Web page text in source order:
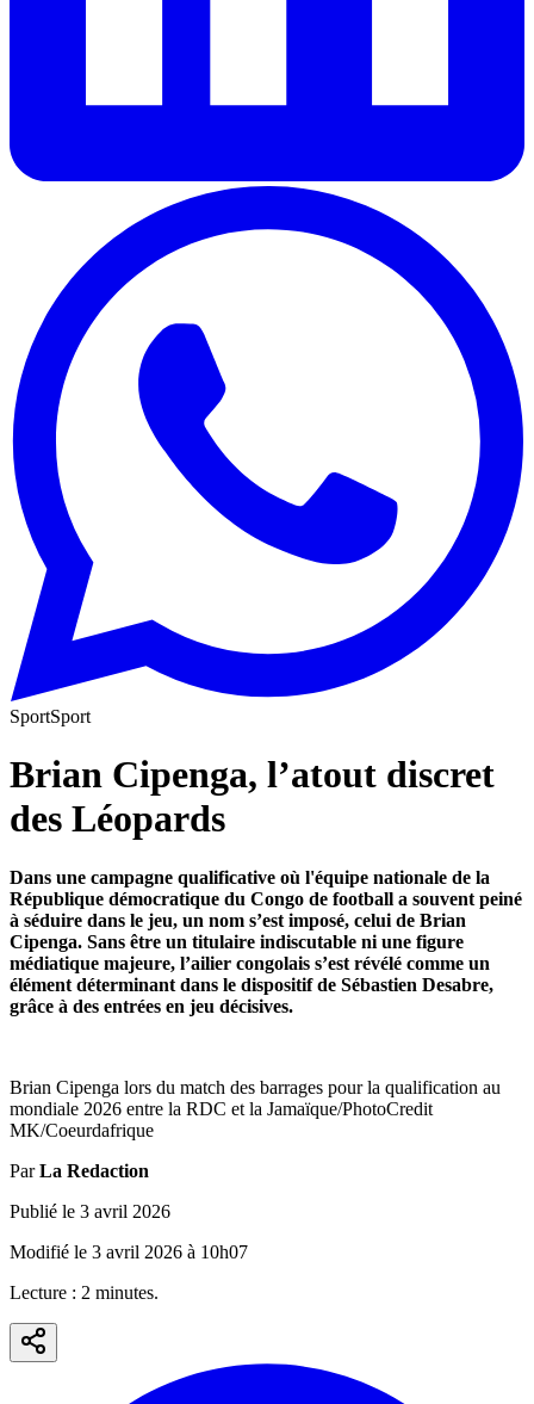
SportSport
Brian Cipenga, l’atout discret
des Léopards
Dans une campagne qualificative où l'équipe nationale de la
République démocratique du Congo de football a souvent peiné
à séduire dans le jeu, un nom s’est imposé, celui de Brian
Cipenga. Sans être un titulaire indiscutable ni une figure
médiatique majeure, l’ailier congolais s’est révélé comme un
élément déterminant dans le dispositif de Sébastien Desabre,
grâce à des entrées en jeu décisives.
Brian Cipenga lors du match des barrages pour la qualification au
mondiale 2026 entre la RDC et la Jamaïque/PhotoCredit
MK/Coeurdafrique
Par La Redaction
Publié le 3 avril 2026
Modifié le 3 avril 2026 à 10h07
Lecture : 2 minutes.